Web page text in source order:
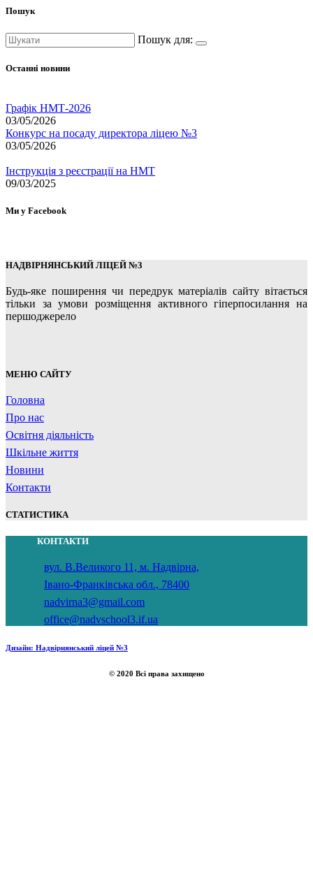
Пошук
Пошук для:
Останні новини
Графік НМТ-2026
03/05/2026
Конкурс на посаду директора ліцею №3
03/05/2026
Інструкція з реєстрації на НМТ
09/03/2025
Ми у Facebook
НАДВІРНЯНСЬКИЙ ЛІЦЕЙ №3
Будь-яке поширення чи передрук матеріалів сайту вітається
тільки за умови розміщення активного гіперпосилання на
першоджерело
МЕНЮ САЙТУ
Головна
Про нас
Освітня діяльність
Шкільне життя
Новини
Контакти
СТАТИСТИКА
КОНТАКТИ
вул. В.Великого 11, м. Надвірна,
Івано-Франківська обл., 78400
nadvirna3@gmail.com
office@nadvschool3.if.ua
Дизайн: Надвірнянський ліцей №3
© 2020 Всі права захищено